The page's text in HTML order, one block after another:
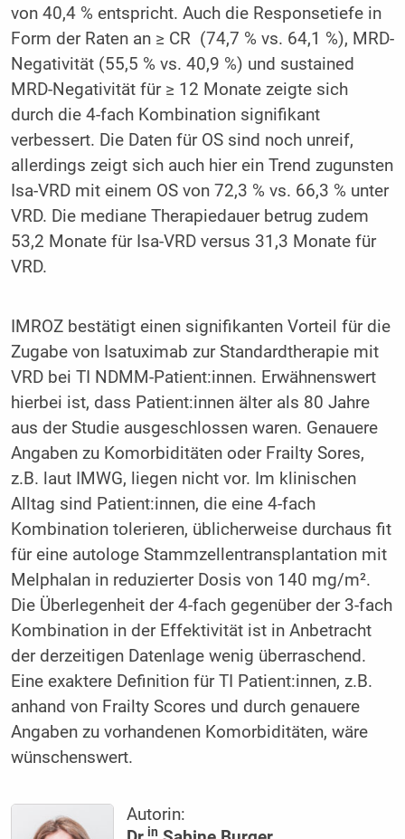
von 40,4 % entspricht. Auch die Responsetiefe in
Form der Raten an ≥ CR (74,7 % vs. 64,1 %), MRD-
Negativität (55,5 % vs. 40,9 %) und sustained
MRD-Negativität für ≥ 12 Monate zeigte sich
durch die 4-fach Kombination signifikant
verbessert. Die Daten für OS sind noch unreif,
allerdings zeigt sich auch hier ein Trend zugunsten
Isa-VRD mit einem OS von 72,3 % vs. 66,3 % unter
VRD. Die mediane Therapiedauer betrug zudem
53,2 Monate für Isa-VRD versus 31,3 Monate für
VRD.
IMROZ bestätigt einen signifikanten Vorteil für die
Zugabe von Isatuximab zur Standardtherapie mit
VRD bei TI NDMM-Patient:innen. Erwähnenswert
hierbei ist, dass Patient:innen älter als 80 Jahre
aus der Studie ausgeschlossen waren. Genauere
Angaben zu Komorbiditäten oder Frailty Sores,
z.B. laut IMWG, liegen nicht vor. Im klinischen
Alltag sind Patient:innen, die eine 4-fach
Kombination tolerieren, üblicherweise durchaus fit
für eine autologe Stammzellentransplantation mit
Melphalan in reduzierter Dosis von 140 mg/m².
Die Überlegenheit der 4-fach gegenüber der 3-fach
Kombination in der Effektivität ist in Anbetracht
der derzeitigen Datenlage wenig überraschend.
Eine exaktere Definition für TI Patient:innen, z.B.
anhand von Frailty Scores und durch genauere
Angaben zu vorhandenen Komorbiditäten, wäre
wünschenswert.
Autorin:
in